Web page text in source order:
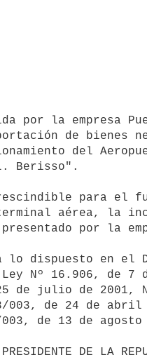
por la empresa
de bienes
del
Berisso".
para el
aérea, la
por la
lo dispuesto en el
Nº 16.906, de 7
de julio de 2001,
003, de 24 de abril
de 13 de agosto